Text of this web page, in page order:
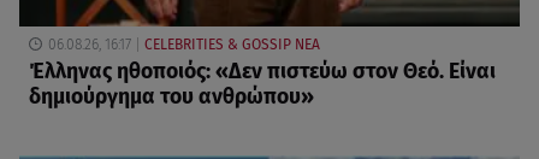
06.08.26, 16:17 CELEBRITIES & GOSSIP ΝΕΑ
Έλληνας ηθοποιός: «Δεν πιστεύω στον Θεό. Είναι
δημιούργημα του ανθρώπου»